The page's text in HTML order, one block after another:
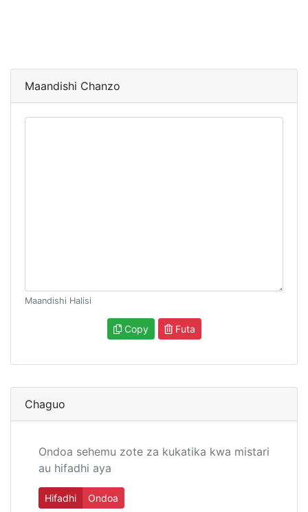
Maandishi Chanzo
Maandishi Halisi
Copy Futa
Chaguo
Ondoa sehemu zote za kukatika kwa mistari
au hifadhi aya
Hifadhi Ondoa